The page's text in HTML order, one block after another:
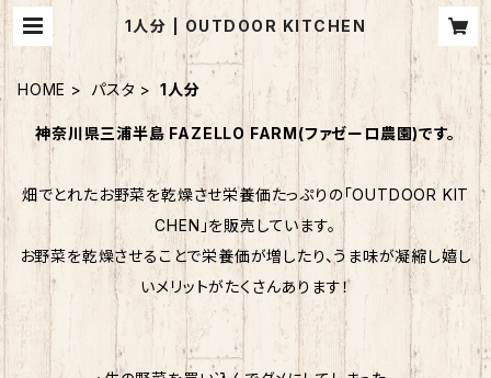
1人分 | OUTDOOR KITCHEN
HOME パスタ 1人分
神奈川県三浦半島 FAZELLO FARM(ファゼーロ農園)です。
畑でとれたお野菜を乾燥させ栄養価たっぷりの「OUTDOOR KIT
CHEN」を販売しています。
お野菜を乾燥させることで栄養価が増したり、うま味が凝縮し嬉し
いメリットがたくさんあります！